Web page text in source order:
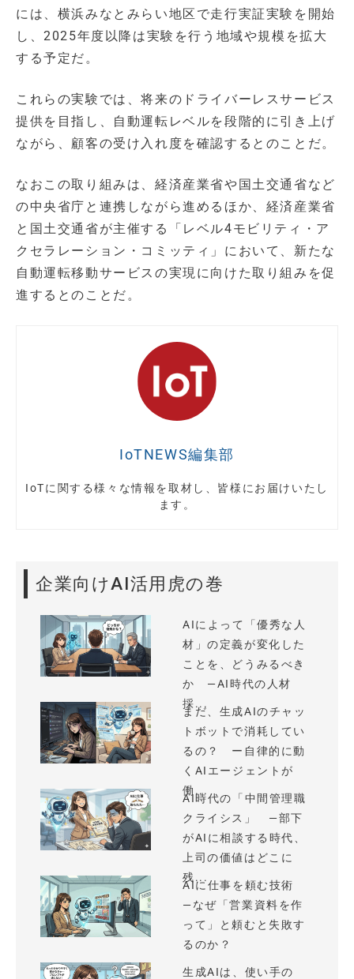
には、横浜みなとみらい地区で走行実証実験を開始
し、2025年度以降は実験を行う地域や規模を拡大
する予定だ。
これらの実験では、将来のドライバーレスサービス
提供を目指し、自動運転レベルを段階的に引き上げ
ながら、顧客の受け入れ度を確認するとのことだ。
なおこの取り組みは、経済産業省や国土交通省など
の中央省庁と連携しながら進めるほか、経済産業省
と国土交通省が主催する「レベル4モビリティ・ア
クセラレーション・コミッティ」において、新たな
自動運転移動サービスの実現に向けた取り組みを促
進するとのことだ。
IoTNEWS編集部
IoTに関する様々な情報を取材し、皆様にお届けいたし
ます。
企業向けAI活用虎の巻
AIによって「優秀な人
材」の定義が変化した
ことを、どうみるべき
か —AI時代の人材
採...
まだ、生成AIのチャッ
トボットで消耗してい
るの？ ー自律的に動
くAIエージェントが
働...
AI時代の「中間管理職
クライシス」 —部下
がAIに相談する時代、
上司の価値はどこに
残...
AIに仕事を頼む技術
—なぜ「営業資料を作
って」と頼むと失敗す
るのか？
生成AIは、使い手の